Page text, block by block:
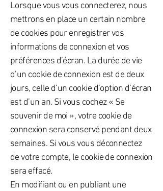
Lorsque vous vous connecterez, nous
mettrons en place un certain nombre
de cookies pour enregistrer vos
informations de connexion et vos
préférences d’écran. La durée de vie
d’un cookie de connexion est de deux
jours, celle d’un cookie d’option d’écran
est d’un an. Si vous cochez « Se
souvenir de moi », votre cookie de
connexion sera conservé pendant deux
semaines. Si vous vous déconnectez
de votre compte, le cookie de connexion
sera effacé.
En modifiant ou en publiant une